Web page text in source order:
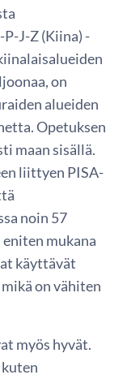
J-Z (Kiina) -
on
alueiden
Opetuksen
maan sisällä.
liittyen PISA-
noin 57
mukana
käyttävät
on vähiten
myös hyvät.